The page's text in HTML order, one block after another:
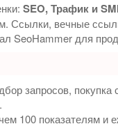
SEO, Трафик и
Ссылки, вечные
SeoHammer для
запросов,
100 показателям и